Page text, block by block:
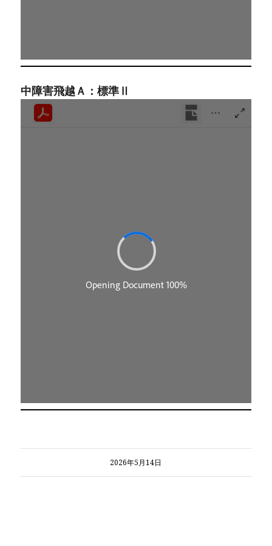
中障害飛越Ａ：標準Ⅱ
2026年5月14日